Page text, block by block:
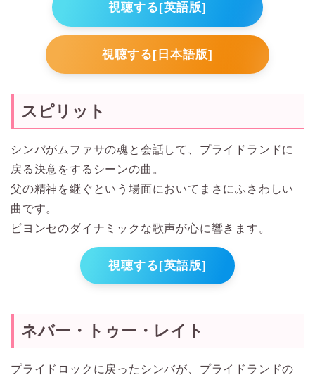
視聴する[英語版]
視聴する[日本語版]
スピリット
シンバがムファサの魂と会話して、プライドランドに
戻る決意をするシーンの曲。
父の精神を継ぐという場面においてまさにふさわしい
曲です。
ビヨンセのダイナミックな歌声が心に響きます。
視聴する[英語版]
ネバー・トゥー・レイト
プライドロックに戻ったシンバが、プライドランドの